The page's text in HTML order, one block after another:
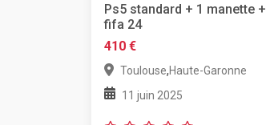
Ps5 standard + 1 manette +
fifa 24
410 €
Toulouse,Haute-Garonne
11 juin 2025